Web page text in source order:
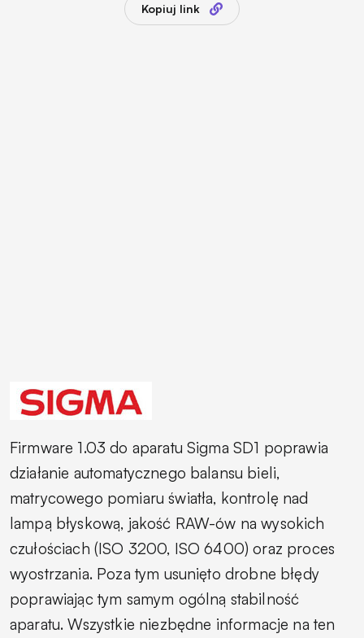
Kopiuj link
Firmware 1.03 do aparatu Sigma SD1 poprawia
działanie automatycznego balansu bieli,
matrycowego pomiaru światła, kontrolę nad
lampą błyskową, jakość RAW-ów na wysokich
czułościach (ISO 3200, ISO 6400) oraz proces
wyostrzania. Poza tym usunięto drobne błędy
poprawiając tym samym ogólną stabilność
aparatu. Wszystkie niezbędne informacje na ten